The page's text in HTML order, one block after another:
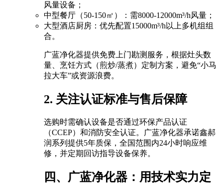
风量设备；
中型餐厅（50-150㎡）：需8000-12000m³/h风量；
大型酒店厨房：优先配置15000m³/h以上多机组组
合。
广蓝净化器提供免费上门勘测服务，根据灶头数
量、烹饪方式（煎炒/蒸煮）定制方案，避免“小马
拉大车”或资源浪费。
2. 关注认证标准与售后保障
选购时需确认设备是否通过环保产品认证
（CCEP）和消防安全认证。广蓝净化器承诺鑫郝
润系列提供5年质保，全国范围内24小时响应维
修，并定期回访指导设备保养。
四、广蓝净化器：用技术实力定